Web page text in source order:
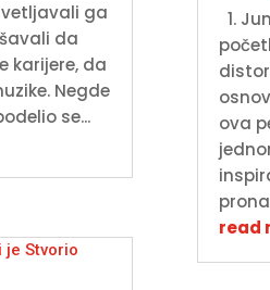
ga
da
karijere, da
Negde
se...
1.
ova
read